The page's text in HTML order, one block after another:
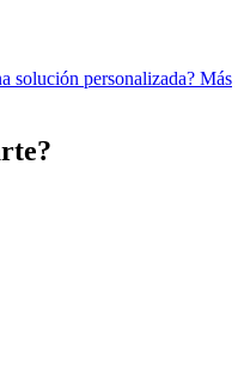
solución personalizada? Más